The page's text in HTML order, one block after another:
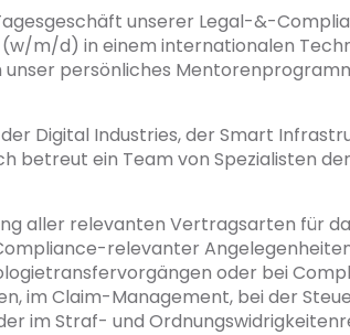
unserer Legal-&-
m/d) in einem internationalen
unser persönliches
Digital Industries, der Smart
ein Team von Spezialisten
aller relevanten Vertragsarten für
relevanter
oder bei
im Claim-Management, bei der
im Straf- und